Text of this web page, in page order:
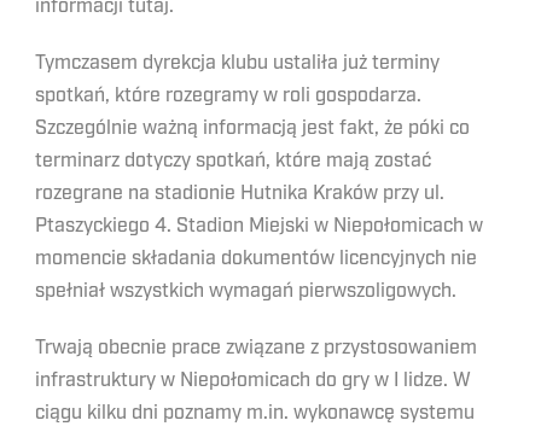
informacji tutaj.
Tymczasem dyrekcja klubu ustaliła już terminy
spotkań, które rozegramy w roli gospodarza.
Szczególnie ważną informacją jest fakt, że póki co
terminarz dotyczy spotkań, które mają zostać
rozegrane na stadionie Hutnika Kraków przy ul.
Ptaszyckiego 4. Stadion Miejski w Niepołomicach w
momencie składania dokumentów licencyjnych nie
spełniał wszystkich wymagań pierwszoligowych.
Trwają obecnie prace związane z przystosowaniem
infrastruktury w Niepołomicach do gry w I lidze. W
ciągu kilku dni poznamy m.in. wykonawcę systemu